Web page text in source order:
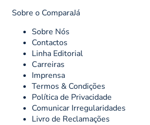
Sobre o ComparaJá
Sobre Nós
Contactos
Linha Editorial
Carreiras
Imprensa
Termos & Condições
Política de Privacidade
Comunicar Irregularidades
Livro de Reclamações